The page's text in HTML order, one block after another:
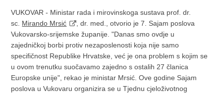
VUKOVAR - Ministar rada i mirovinskoga sustava prof. dr.
sc. Mirando Mrsić
, dr. med., otvorio je 7. Sajam poslova
Vukovarsko-srijemske županije. "Danas smo ovdje u
zajedničkoj borbi protiv nezaposlenosti koja nije samo
specifičnost Republike Hrvatske, već je ona problem s kojim se
u ovom trenutku suočavamo zajedno s ostalih 27 članica
Europske unije", rekao je ministar Mrsić. Ove godine Sajam
poslova u Vukovaru organizira se u Tjednu cjeloživotnog